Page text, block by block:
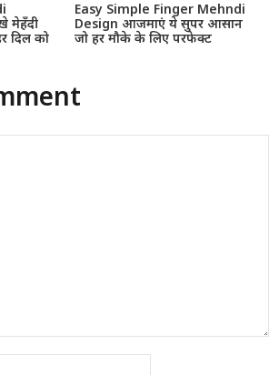
मेहँदी
दिल को
Easy Simple Finger Mehndi
Design आजमाएं ये सुपर आसान
जो हर मौके के लिए परफेक्ट